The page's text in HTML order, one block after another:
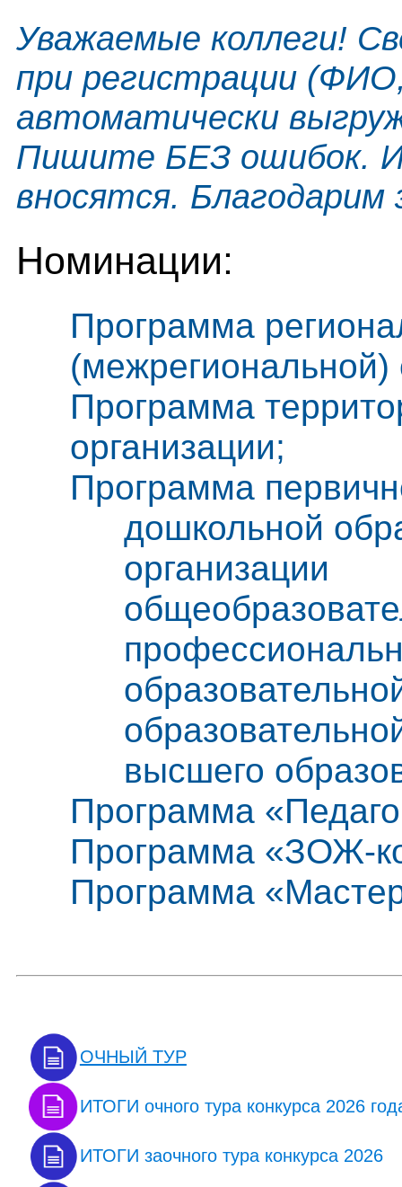
Уважаемые коллеги!
при регистрации
автоматически
Пишите БЕЗ ошибок.
вносятся. Благодарим
Номинации:
Программа
(межрегиональной)
Программа
организации;
Программа
дошкольной
организации
высшего
Программа
Программа «ЗОЖ-
Программа
ОЧНЫЙ ТУР
ИТОГИ очного тура конкурса 2026
ИТОГИ заочного тура конкурса 2026